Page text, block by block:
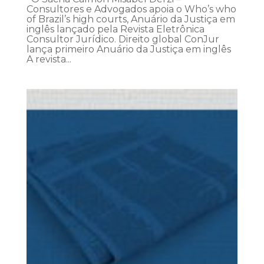
Consultores e Advogados apoia o Who’s who
of Brazil’s high courts, Anuário da Justiça em
inglês lançado pela Revista Eletrônica
Consultor Jurídico. Direito global ConJur
lança primeiro Anuário da Justiça em inglês
A revista...